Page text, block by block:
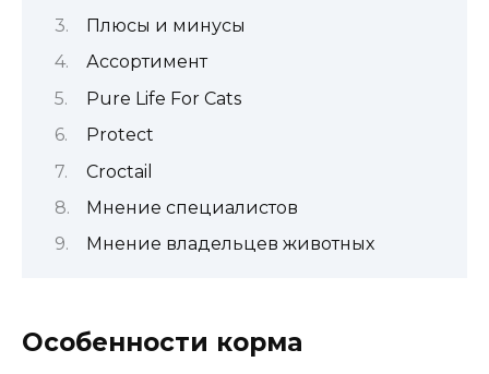
Плюсы и минусы
Ассортимент
Pure Life For Cats
Protect
Croctail
Мнение специалистов
Мнение владельцев животных
Особенности корма